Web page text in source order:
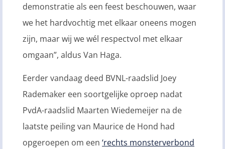
demonstratie als een feest beschouwen, waar
we het hardvochtig met elkaar oneens mogen
zijn, maar wij we wél respectvol met elkaar
omgaan”, aldus Van Haga.
Eerder vandaag deed BVNL-raadslid Joey
Rademaker een soortgelijke oproep nadat
PvdA-raadslid Maarten Wiedemeijer na de
laatste peiling van Maurice de Hond had
opgeroepen om een ‘rechts monsterverbond